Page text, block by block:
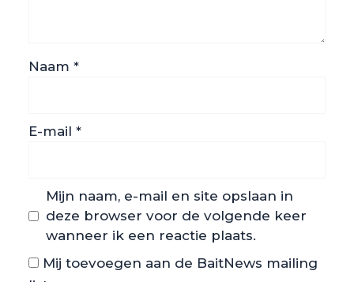
Naam *
E-mail *
Mijn naam, e-mail en site opslaan in
deze browser voor de volgende keer
wanneer ik een reactie plaats.
Mij toevoegen aan de BaitNews mailing